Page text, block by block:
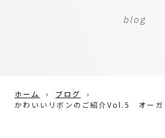
blog
ホーム › ブログ
›
かわいいリボンのご紹介Vol.5 オーガ